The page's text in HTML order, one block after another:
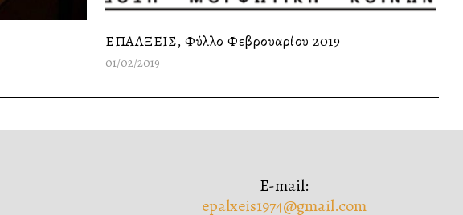
ΕΠΑΛΞΕΙΣ, Φύλλο Φεβρουαρίου 2019
01/02/2019
E-mail:
epalxeis1974@gmail.com